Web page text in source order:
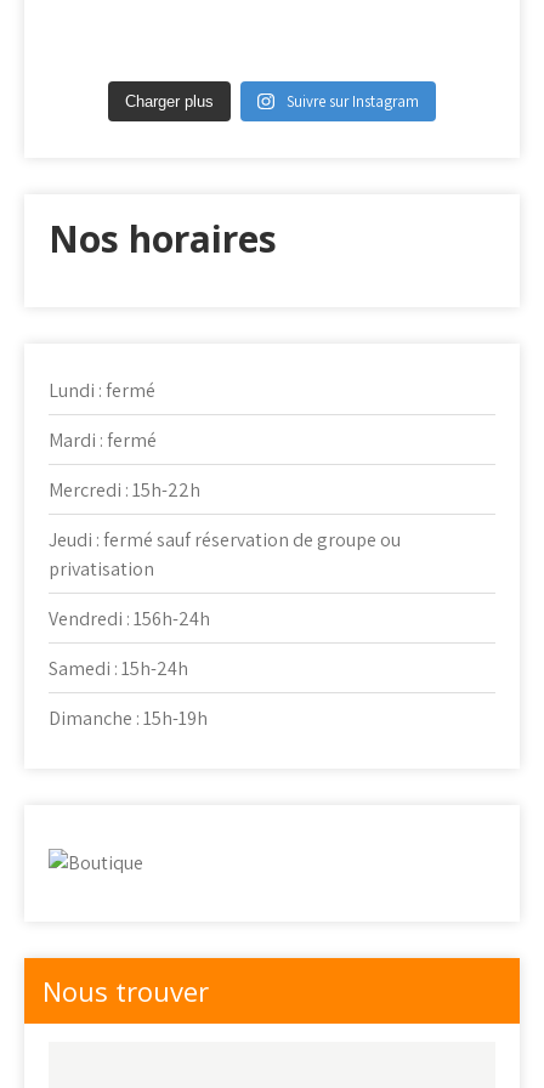
Charger plus Suivre sur Instagram
Nos horaires
Lundi : fermé
Mardi : fermé
Mercredi : 15h-22h
Jeudi : fermé sauf réservation de groupe ou
privatisation
Vendredi : 156h-24h
Samedi : 15h-24h
Dimanche : 15h-19h
Nous trouver